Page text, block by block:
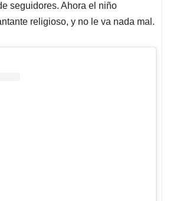
seguidores. Ahora el niño
religioso, y no le va nada mal.